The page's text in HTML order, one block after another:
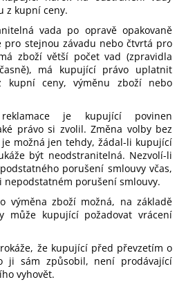
z kupní ceny.
vada po opravě opakovaně
pro stejnou závadu nebo čtvrtá pro
zboží větší počet vad (zpravidla
má kupující právo uplatnit
kupní ceny, výměnu zboží nebo
je kupující povinen
právo si zvolil. Změna volby bez
možná jen tehdy, žádal-li kupující
být neodstranitelná. Nezvolí-li
porušení smlouvy včas,
nepodstatném porušení smlouvy.
výměna zboží možná, na základě
může kupující požadovat vrácení
že kupující před převzetím o
ji sám způsobil, není prodávající
vyhovět.